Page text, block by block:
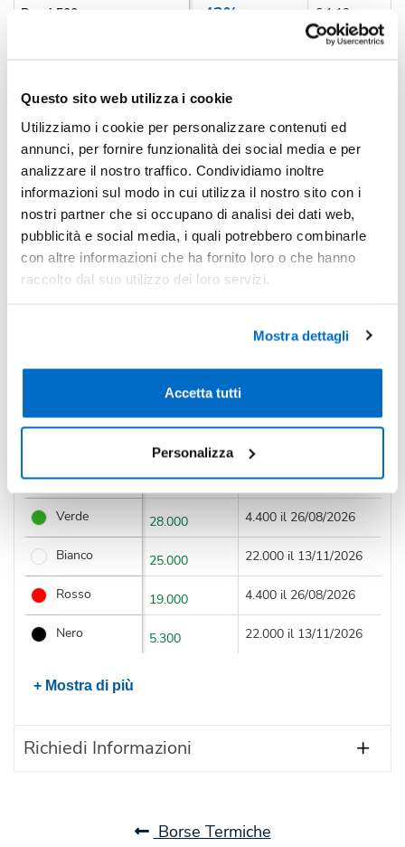
Questo sito web utilizza i cookie
Utilizziamo i cookie per personalizzare contenuti ed
annunci, per fornire funzionalità dei social media e per
analizzare il nostro traffico. Condividiamo inoltre
informazioni sul modo in cui utilizza il nostro sito con i
nostri partner che si occupano di analisi dei dati web,
pubblicità e social media, i quali potrebbero combinarle
con altre informazioni che ha fornito loro o che hanno
raccolto dal suo utilizzo dei loro servizi.
Mostra dettagli
Accetta tutti
Personalizza
Pezzi 500 -43% € 1,19
€ 1,13
Non trovi la quantità in tabella?
Quantità consigliata
500pz. Prezzo unitario:€ 1,45IVA incl.Totale:€ 727,12
IVA incl.
Condividi
13.000
Blu 4.300 14.000 il 26/08/2026
Verde 28.000 4.400 il 26/08/2026
Bianco 25.000 22.000 il 13/11/2026
Rosso 19.000 4.400 il 26/08/2026
Nero 5.300 22.000 il 13/11/2026
+ Mostra di più
Richiedi Informazioni
Borse Termiche